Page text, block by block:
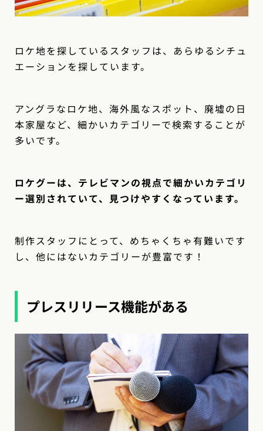
ロケ地を探しているスタッフは、あらゆるシチュ
エーションを探しています。
アングラなロケ地、海外風なスポット、廃墟の日
本家屋など、細かいカテゴリーで検索することが
多いです。
ロケグーは、テレビマンの視点で細かいカテゴリ
ー選別されていて、見つけやすくなっています。
制作スタッフにとって、めちゃくちゃ有難いです
し、他にはないカテゴリーが豊富です！
プレスリリース機能がある